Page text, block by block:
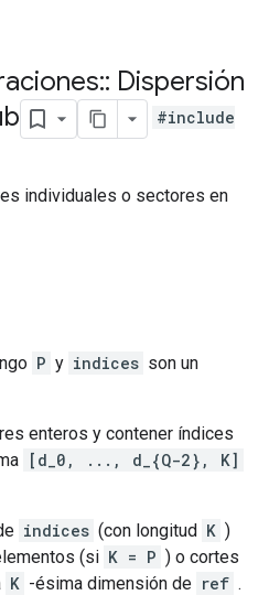
:: Dispersión
#include
individuales o sectores en
P y indices son un
enteros y contener índices
[d_0, ..., d_{Q-2}, K]
indices (con longitud K )
(si K = P ) o cortes
K -ésima dimensión de ref .